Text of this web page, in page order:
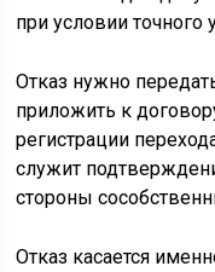
при условии точного
Отказ нужно
приложить к
регистрации
служит
стороны
Отказ касается